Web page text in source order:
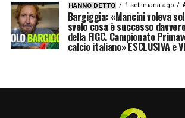
HANNO DETTO 1 settimana ago
Bargiggia: «Mancini voleva
svelo cosa è successo
della FIGC. Campionato
calcio italiano» ESCLUSIVA e